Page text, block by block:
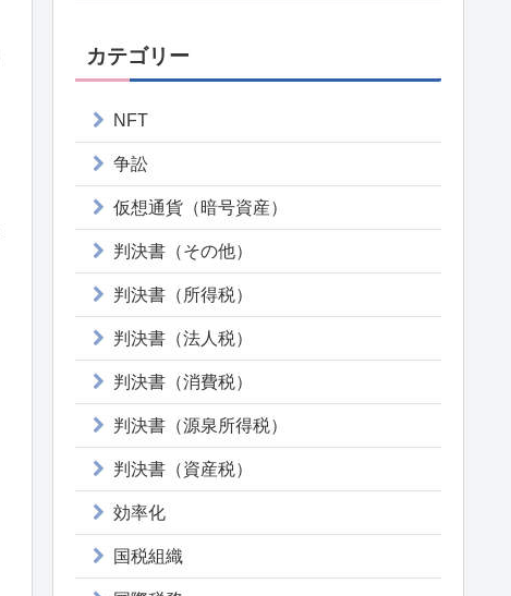
カテゴリー
NFT
争訟
仮想通貨（暗号資産）
判決書（その他）
判決書（所得税）
判決書（法人税）
判決書（消費税）
判決書（源泉所得税）
判決書（資産税）
効率化
国税組織